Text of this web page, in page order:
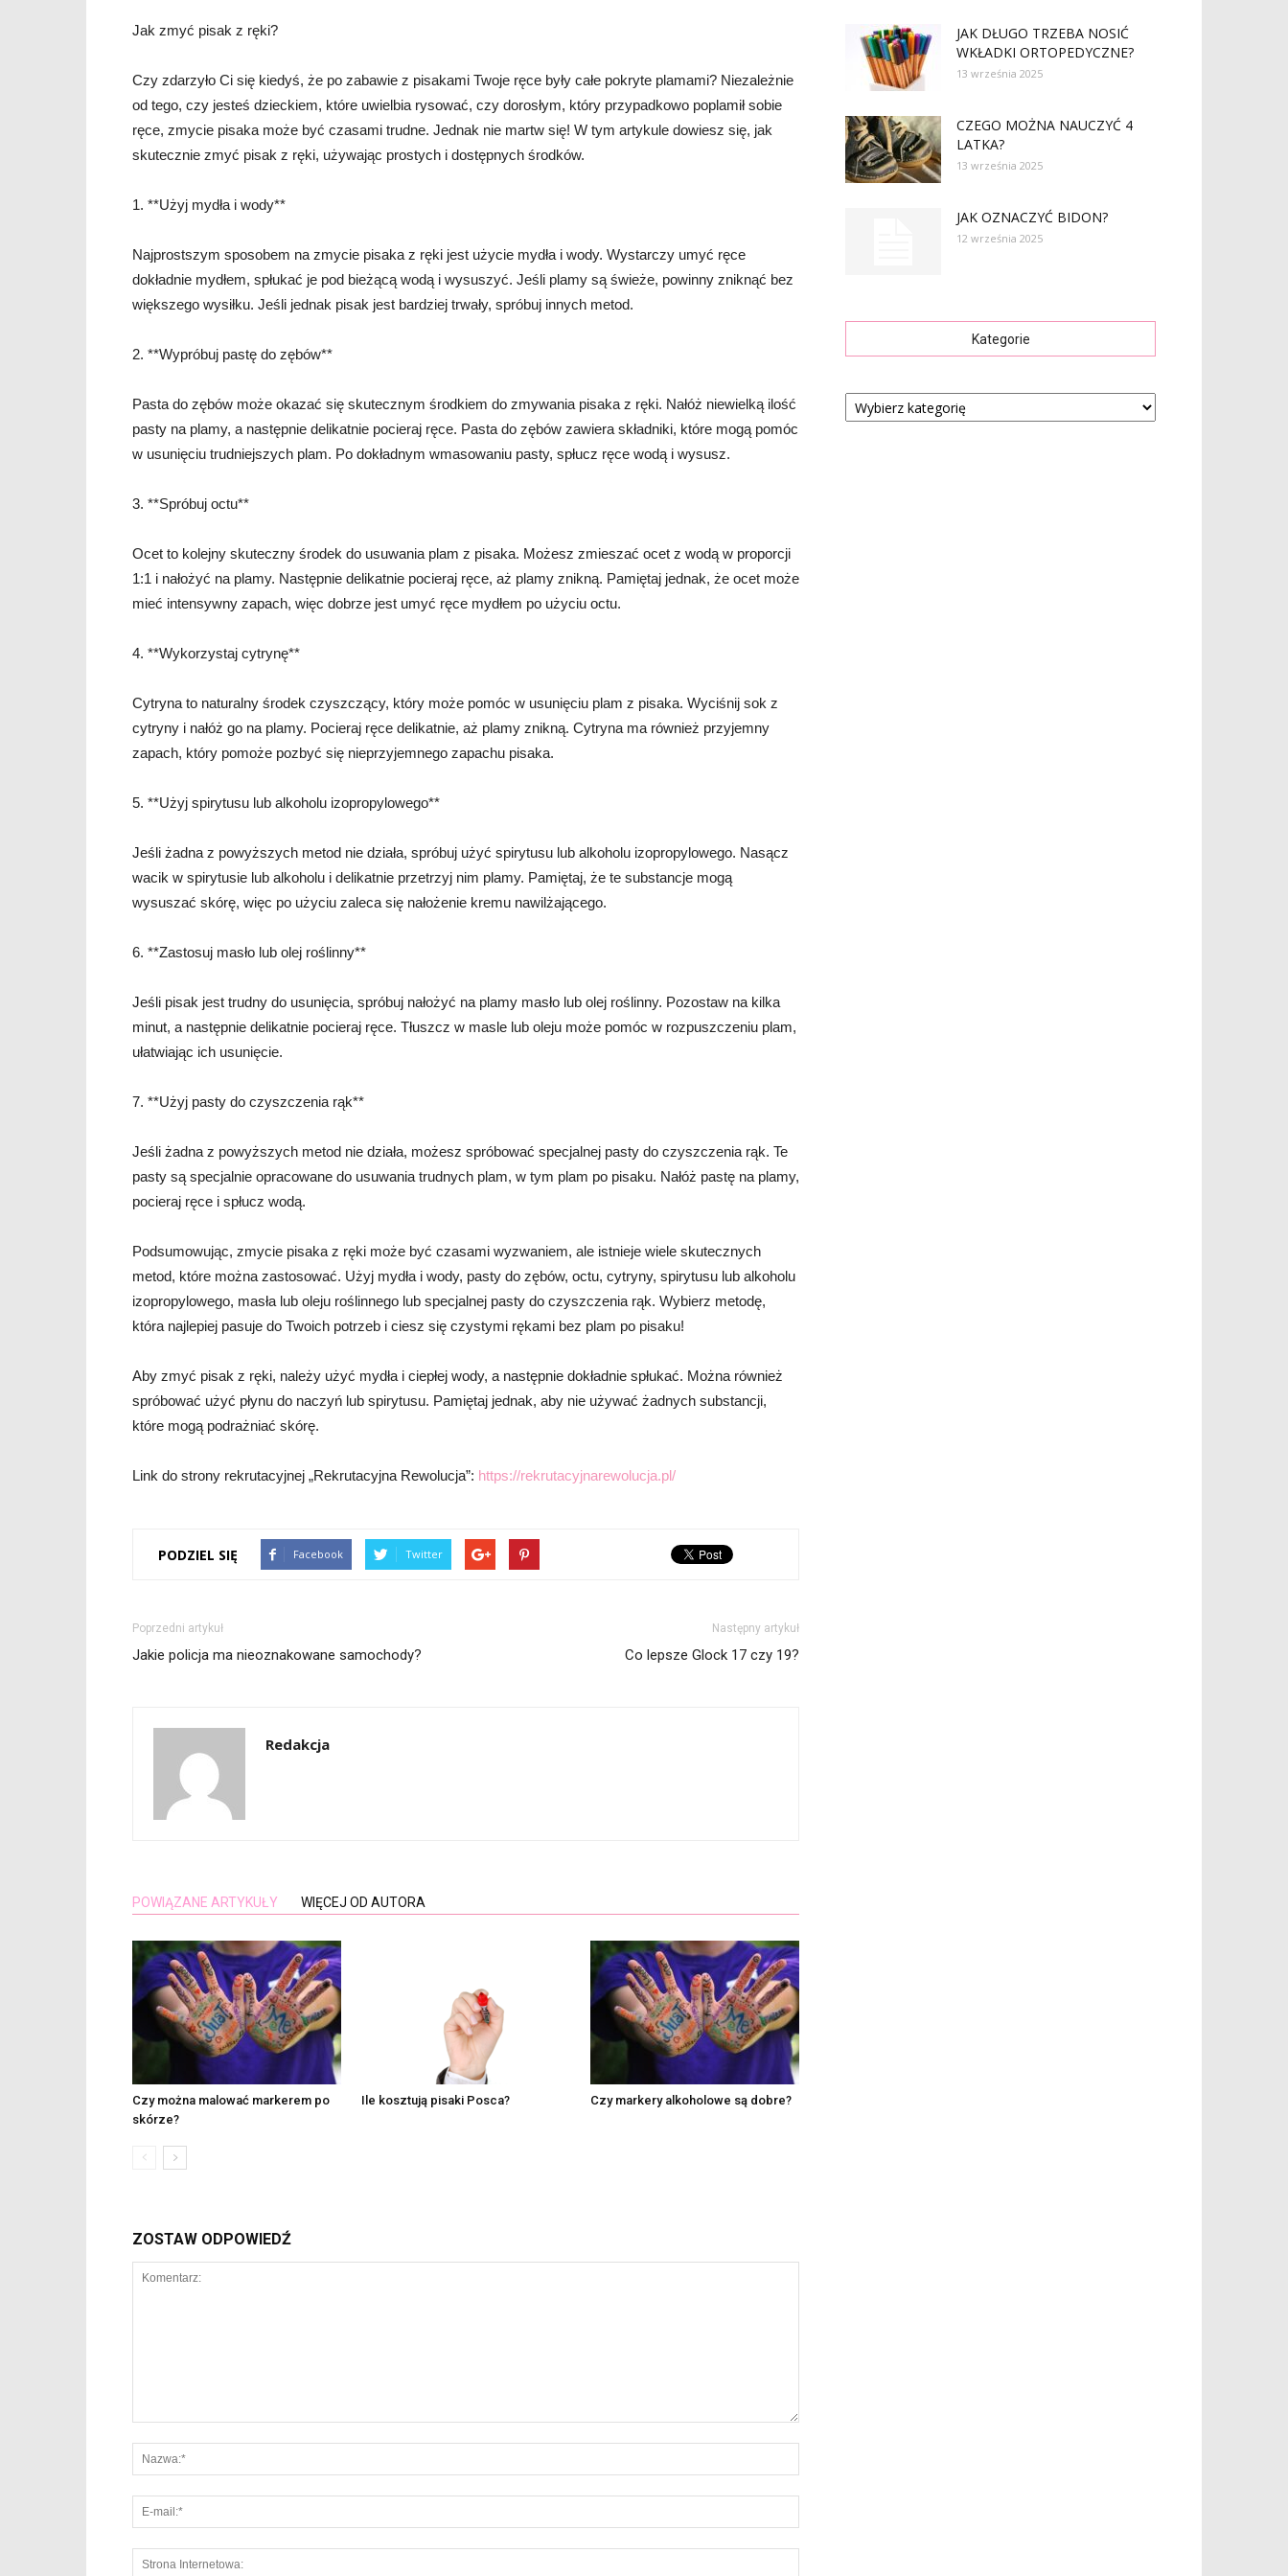
Jak zmyć pisak z ręki?
Czy zdarzyło Ci się kiedyś, że po zabawie z pisakami Twoje ręce były całe pokryte plamami? Niezależnie
od tego, czy jesteś dzieckiem, które uwielbia rysować, czy dorosłym, który przypadkowo poplamił sobie
ręce, zmycie pisaka może być czasami trudne. Jednak nie martw się! W tym artykule dowiesz się, jak
skutecznie zmyć pisak z ręki, używając prostych i dostępnych środków.
1. **Użyj mydła i wody**
Najprostszym sposobem na zmycie pisaka z ręki jest użycie mydła i wody. Wystarczy umyć ręce
dokładnie mydłem, spłukać je pod bieżącą wodą i wysuszyć. Jeśli plamy są świeże, powinny zniknąć bez
większego wysiłku. Jeśli jednak pisak jest bardziej trwały, spróbuj innych metod.
2. **Wypróbuj pastę do zębów**
Pasta do zębów może okazać się skutecznym środkiem do zmywania pisaka z ręki. Nałóż niewielką ilość
pasty na plamy, a następnie delikatnie pocieraj ręce. Pasta do zębów zawiera składniki, które mogą pomóc
w usunięciu trudniejszych plam. Po dokładnym wmasowaniu pasty, spłucz ręce wodą i wysusz.
3. **Spróbuj octu**
Ocet to kolejny skuteczny środek do usuwania plam z pisaka. Możesz zmieszać ocet z wodą w proporcji
1:1 i nałożyć na plamy. Następnie delikatnie pocieraj ręce, aż plamy znikną. Pamiętaj jednak, że ocet może
mieć intensywny zapach, więc dobrze jest umyć ręce mydłem po użyciu octu.
4. **Wykorzystaj cytrynę**
Cytryna to naturalny środek czyszczący, który może pomóc w usunięciu plam z pisaka. Wyciśnij sok z
cytryny i nałóż go na plamy. Pocieraj ręce delikatnie, aż plamy znikną. Cytryna ma również przyjemny
zapach, który pomoże pozbyć się nieprzyjemnego zapachu pisaka.
5. **Użyj spirytusu lub alkoholu izopropylowego**
Jeśli żadna z powyższych metod nie działa, spróbuj użyć spirytusu lub alkoholu izopropylowego. Nasącz
wacik w spirytusie lub alkoholu i delikatnie przetrzyj nim plamy. Pamiętaj, że te substancje mogą
wysuszać skórę, więc po użyciu zaleca się nałożenie kremu nawilżającego.
6. **Zastosuj masło lub olej roślinny**
Jeśli pisak jest trudny do usunięcia, spróbuj nałożyć na plamy masło lub olej roślinny. Pozostaw na kilka
minut, a następnie delikatnie pocieraj ręce. Tłuszcz w masle lub oleju może pomóc w rozpuszczeniu plam,
ułatwiając ich usunięcie.
7. **Użyj pasty do czyszczenia rąk**
Jeśli żadna z powyższych metod nie działa, możesz spróbować specjalnej pasty do czyszczenia rąk. Te
pasty są specjalnie opracowane do usuwania trudnych plam, w tym plam po pisaku. Nałóż pastę na plamy,
pocieraj ręce i spłucz wodą.
Podsumowując, zmycie pisaka z ręki może być czasami wyzwaniem, ale istnieje wiele skutecznych
metod, które można zastosować. Użyj mydła i wody, pasty do zębów, octu, cytryny, spirytusu lub alkoholu
izopropylowego, masła lub oleju roślinnego lub specjalnej pasty do czyszczenia rąk. Wybierz metodę,
która najlepiej pasuje do Twoich potrzeb i ciesz się czystymi rękami bez plam po pisaku!
Aby zmyć pisak z ręki, należy użyć mydła i ciepłej wody, a następnie dokładnie spłukać. Można również
spróbować użyć płynu do naczyń lub spirytusu. Pamiętaj jednak, aby nie używać żadnych substancji,
które mogą podrażniać skórę.
Link do strony rekrutacyjnej „Rekrutacyjna Rewolucja”: https://rekrutacyjnarewolucja.pl/
PODZIEL SIĘ Facebook Twitter
Poprzedni artykuł
Jakie policja ma nieoznakowane samochody?
Następny artykuł
Co lepsze Glock 17 czy 19?
Redakcja
POWIĄZANE ARTYKUŁY WIĘCEJ OD AUTORA
Czy można malować markerem po
skórze?
Ile kosztują pisaki Posca? Czy markery alkoholowe są dobre?
ZOSTAW ODPOWIEDŹ
JAK DŁUGO TRZEBA NOSIĆ
WKŁADKI ORTOPEDYCZNE?
13 września 2025
CZEGO MOŻNA NAUCZYĆ 4
LATKA?
13 września 2025
JAK OZNACZYĆ BIDON?
12 września 2025
Kategorie
Kategorie